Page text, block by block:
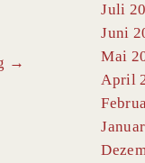
→
Juli
Juni
Mai
April